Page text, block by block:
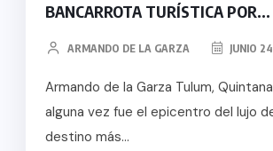
BANCARROTA TURÍSTICA POR...
ARMANDO DE LA GARZA JUNIO
Armando de la Garza Tulum,
alguna vez fue el epicentro del lujo
destino más...